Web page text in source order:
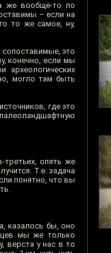
же вообще-то по
– если на
то же самое, ну,
это
конечно, если мы
могло там быть
где это
опять же
Т.е. задача
понятно, что вы
казалось бы, оно
мы же только
верста у нас в то